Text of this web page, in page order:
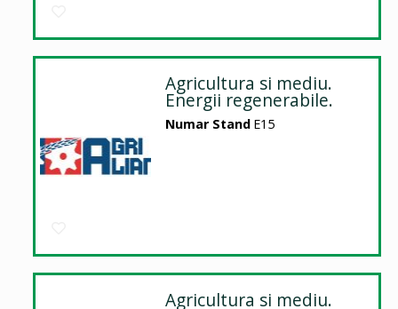
Agricultura si mediu.
Energii regenerabile.
Numar Stand E15
Agricultura si mediu.